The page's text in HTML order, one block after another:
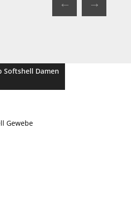
Softshell Damen
Gewebe